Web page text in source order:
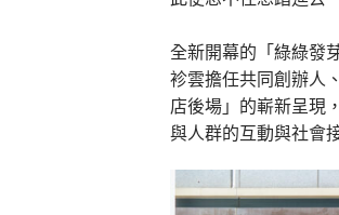
全新開幕的「綠綠發
袗雲擔任共同創辦人
店後場」的嶄新呈現
與人群的互動與社會